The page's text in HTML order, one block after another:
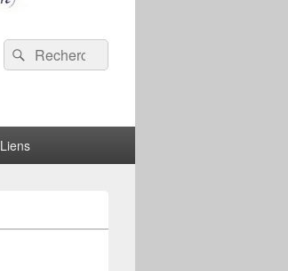
Recherche :
Rechercher
Liens